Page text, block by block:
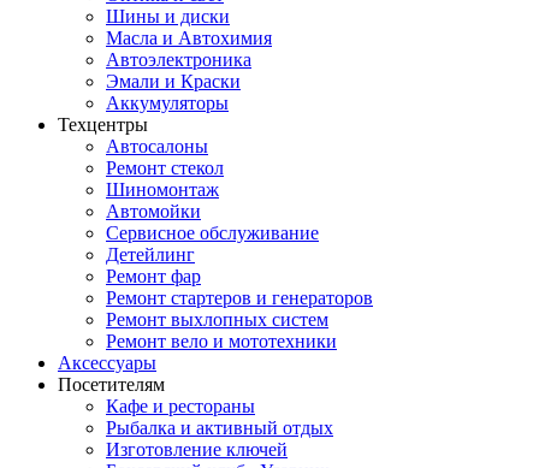
Шины и диски
Масла и Автохимия
Автоэлектроника
Эмали и Краски
Аккумуляторы
Техцентры
Автосалоны
Ремонт стекол
Шиномонтаж
Автомойки
Сервисное обслуживание
Детейлинг
Ремонт фар
Ремонт стартеров и генераторов
Ремонт выхлопных систем
Ремонт вело и мототехники
Аксессуары
Посетителям
Кафе и рестораны
Рыбалка и активный отдых
Изготовление ключей